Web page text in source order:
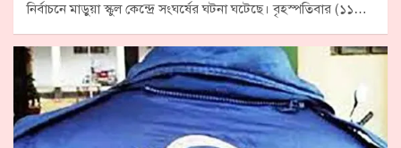
নির্বাচনে মাড়ুয়া স্কুল কেন্দ্রে সংঘর্ষের ঘটনা ঘটেছে। বৃহস্পতিবার (১১…